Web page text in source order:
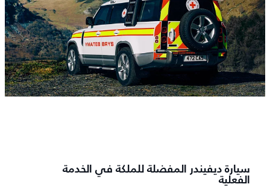
سيارة ديفيندر المفضلة للملكة في الخدمة
الفعلية